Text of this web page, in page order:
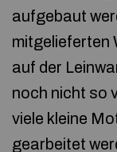
aufgebaut
mitgelieferten
auf der
noch nicht so
viele kleine
gearbeitet